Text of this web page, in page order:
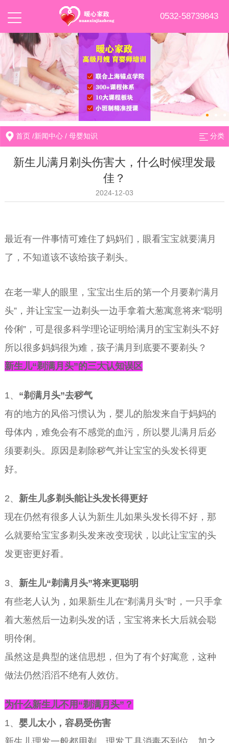
0532-58739843
首页 /新闻中心 /母婴知识 分类
新生儿满月剃头伤害大，什么时候理发最
佳？
2024-12-03
最近有一件事情可难住了妈妈们，眼看宝宝就要满月
了，不知道该不该给孩子剃头。
在老一辈人的眼里，宝宝出生后的第一个月要剃“满月
头”，并让宝宝一边剃头一边手拿着大葱寓意将来“聪明
伶俐”，可是很多科学理论证明给满月的宝宝剃头不好
所以很多妈妈很为难，孩子满月到底要不要剃头？
新生儿“剃满月头”的三大认知误区
1、 “剃满月头”去秽气
有的地方的风俗习惯认为，婴儿的胎发来自于妈妈的
母体内，难免会有不感觉的血污，所以婴儿满月后必
须要剃头。原因是剃除秽气并让宝宝的头发长得更
好。
2、 新生儿多剃头能让头发长得更好
现在仍然有很多人认为新生儿如果头发长得不好，那
么就要给宝宝多剃头发来改变现状，以此让宝宝的头
发更密更好看。
3、 新生儿“剃满月头”将来更聪明
有些老人认为，如果新生儿在“剃满月头”时，一只手拿
着大葱然后一边剃头发的话，宝宝将来长大后就会聪
明伶俐。
虽然这是典型的迷信思想，但为了有个好寓意，这种
做法仍然滔滔不绝有人效仿。
为什么新生儿不用“剃满月头”？
1、 婴儿太小，容易受伤害